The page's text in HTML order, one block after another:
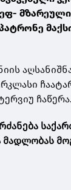
ჩაწერა.